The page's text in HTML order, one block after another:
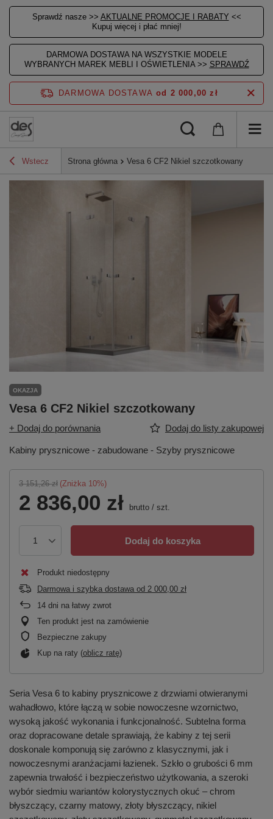
Sprawdź nasze >> AKTUALNE PROMOCJE I RABATY <<
Kupuj więcej i płać mniej!
DARMOWA DOSTAWA NA WSZYSTKIE MODELE
WYBRANYCH MAREK MEBLI I OŚWIETLENIA >> SPRAWDŹ
DARMOWA DOSTAWA od 2 000,00 zł
Wstecz Strona główna Vesa 6 CF2 Nikiel szczotkowany
OKAZJA
Vesa 6 CF2 Nikiel szczotkowany
+ Dodaj do porównania Dodaj do listy zakupowej
Kabiny prysznicowe - zabudowane - Szyby prysznicowe
3 151,26 zł (Zniżka 10%)
2 836,00 zł brutto / szt.
Dodaj do koszyka
Produkt niedostępny
Darmowa i szybka dostawa od 2 000,00 zł
14 dni na łatwy zwrot
Ten produkt jest na zamówienie
Bezpieczne zakupy
Kup na raty (oblicz ratę)
Seria Vesa 6 to kabiny prysznicowe z drzwiami otwieranymi
wahadłowo, które łączą w sobie nowoczesne wzornictwo,
wysoką jakość wykonania i funkcjonalność. Subtelna forma
oraz dopracowane detale sprawiają, że kabiny z tej serii
doskonale komponują się zarówno z klasycznymi, jak i
nowoczesnymi aranżacjami łazienek. Szkło o grubości 6 mm
zapewnia trwałość i bezpieczeństwo użytkowania, a szeroki
wybór siedmiu wariantów kolorystycznych okuć – chrom
błyszczący, czarny matowy, złoty błyszczący, nikiel